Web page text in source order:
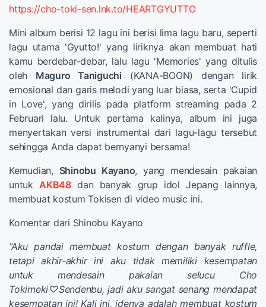
https://cho-toki-sen.lnk.to/HEARTGYUTTO
Mini album berisi 12 lagu ini berisi lima lagu baru, seperti
lagu utama 'Gyutto!' yang liriknya akan membuat hati
kamu berdebar-debar, lalu lagu 'Memories' yang ditulis
oleh Maguro Taniguchi (KANA-BOON) dengan lirik
emosional dan garis melodi yang luar biasa, serta 'Cupid
in Love', yang dirilis pada platform streaming pada 2
Februari lalu. Untuk pertama kalinya, album ini juga
menyertakan versi instrumental dari lagu-lagu tersebut
sehingga Anda dapat bernyanyi bersama!
Kemudian, Shinobu Kayano, yang mendesain pakaian
untuk AKB48dan banyak grup idol Jepang lainnya,
membuat kostum Tokisen di video music ini.
Komentar dari Shinobu Kayano
“Aku pandai membuat kostum dengan banyak ruffle,
tetapi akhir-akhir ini aku tidak memiliki kesempatan
untuk mendesain pakaian selucu Cho
Tokimeki♡Sendenbu, jadi aku sangat senang mendapat
kesempatan ini! Kali ini, idenya adalah membuat kostum